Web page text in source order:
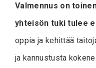
Valmennus on
yhteisön tuki tulee
oppia ja kehittää
ja kannustusta